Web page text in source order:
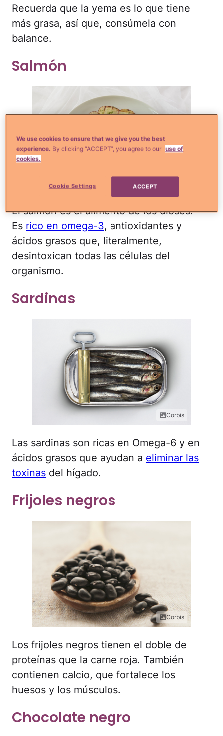
Recuerda que la yema es lo que tiene
más grasa, así que, consúmela con
balance.
Salmón
El salmón es el alimento de los dioses.
Es rico en omega-3, antioxidantes y
ácidos grasos que, literalmente,
desintoxican todas las células del
organismo.
Sardinas
Corbis
Las sardinas son ricas en Omega-6 y en
ácidos grasos que ayudan a eliminar las
toxinas del hígado.
Frijoles negros
Corbis
Los frijoles negros tienen el doble de
proteínas que la carne roja. También
contienen calcio, que fortalece los
huesos y los músculos.
Chocolate negro
We use cookies to ensure that we give you the best
experience. By clicking “ACCEPT”, you agree to our use of
cookies.
Cookie Settings ACCEPT